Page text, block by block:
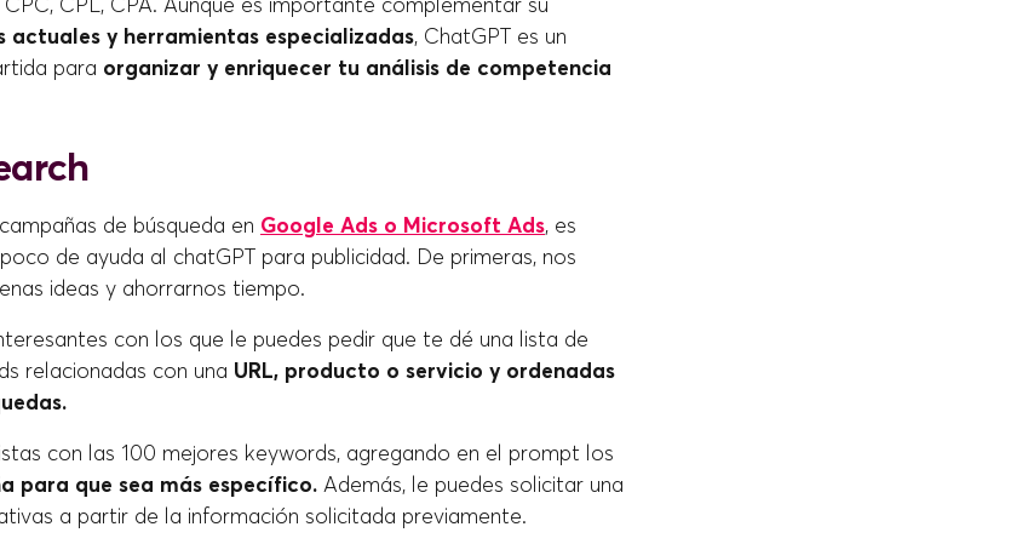
actuales y herramientas especializadas, ChatGPT es un
para organizar y enriquecer tu análisis de competencia
de búsqueda en Google Ads o Microsoft Ads, es
de ayuda al chatGPT para publicidad. De primeras, nos
ideas y ahorrarnos tiempo.
con los que le puedes pedir que te dé una lista de
relacionadas con una URL, producto o servicio y ordenadas
con las 100 mejores keywords, agregando en el prompt los
para que sea más específico. Además, le puedes solicitar una
a partir de la información solicitada previamente.